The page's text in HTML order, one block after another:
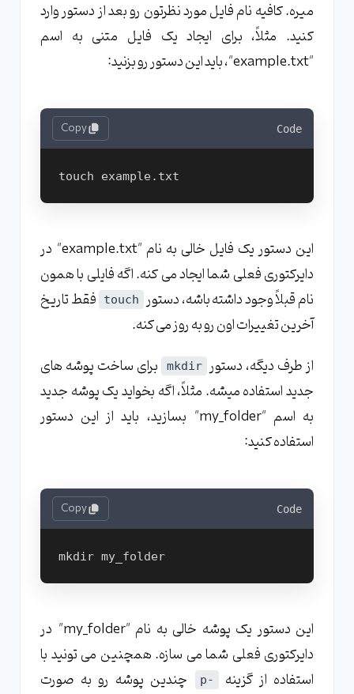
میره. کافیه نام فایل مورد نظرتون رو بعد از دستور وارد
کنید. مثلاً، برای ایجاد یک فایل متنی به اسم
"example.txt"، باید این دستور رو بزنید:
Code
Copy
touch example.txt
این دستور یک فایل خالی به نام "example.txt" در
دایرکتوری فعلی شما ایجاد می کنه. اگه فایلی با همون
نام قبلاً وجود داشته باشه، دستور
touch
فقط تاریخ
آخرین تغییرات اون رو به روز می کنه.
از طرف دیگه، دستور mkdir
برای ساخت پوشه های
جدید استفاده میشه. مثلاً، اگه بخواید یک پوشه جدید
به اسم "my_folder" بسازید، باید از این دستور
استفاده کنید:
Code
Copy
mkdir my_folder
این دستور یک پوشه خالی به نام "my_folder" در
دایرکتوری فعلی شما می سازه. همچنین می تونید با
استفاده از گزینه
-p
چندین پوشه رو به صورت